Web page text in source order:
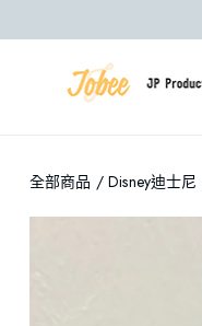
全部商品 /Disney迪士尼